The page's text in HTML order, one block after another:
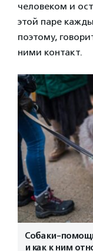
человеком и
этой паре
поэтому,
ними контакт.
Собаки-
и как к ним